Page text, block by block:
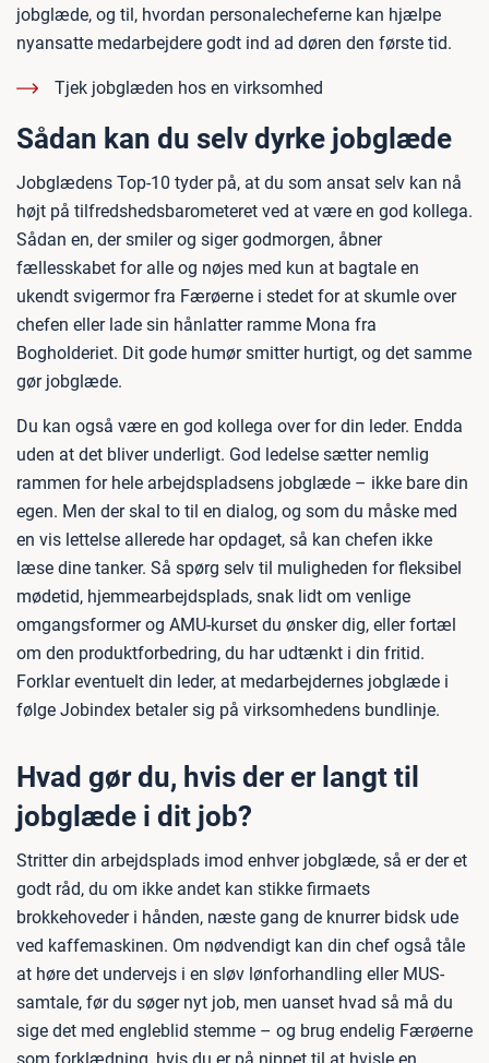
jobglæde, og til, hvordan personalecheferne kan hjælpe
nyansatte medarbejdere godt ind ad døren den første tid.
Tjek jobglæden hos en virksomhed
Sådan kan du selv dyrke jobglæde
Jobglædens Top-10 tyder på, at du som ansat selv kan nå
højt på tilfredshedsbarometeret ved at være en god kollega.
Sådan en, der smiler og siger godmorgen, åbner
fællesskabet for alle og nøjes med kun at bagtale en
ukendt svigermor fra Færøerne i stedet for at skumle over
chefen eller lade sin hånlatter ramme Mona fra
Bogholderiet. Dit gode humør smitter hurtigt, og det samme
gør jobglæde.
Du kan også være en god kollega over for din leder. Endda
uden at det bliver underligt. God ledelse sætter nemlig
rammen for hele arbejdspladsens jobglæde – ikke bare din
egen. Men der skal to til en dialog, og som du måske med
en vis lettelse allerede har opdaget, så kan chefen ikke
læse dine tanker. Så spørg selv til muligheden for fleksibel
mødetid, hjemmearbejdsplads, snak lidt om venlige
omgangsformer og AMU-kurset du ønsker dig, eller fortæl
om den produktforbedring, du har udtænkt i din fritid.
Forklar eventuelt din leder, at medarbejdernes jobglæde i
følge Jobindex betaler sig på virksomhedens bundlinje.
Hvad gør du, hvis der er langt til
jobglæde i dit job?
Stritter din arbejdsplads imod enhver jobglæde, så er der et
godt råd, du om ikke andet kan stikke firmaets
brokkehoveder i hånden, næste gang de knurrer bidsk ude
ved kaffemaskinen. Om nødvendigt kan din chef også tåle
at høre det undervejs i en sløv lønforhandling eller MUS-
samtale, før du søger nyt job, men uanset hvad så må du
sige det med engleblid stemme – og brug endelig Færøerne